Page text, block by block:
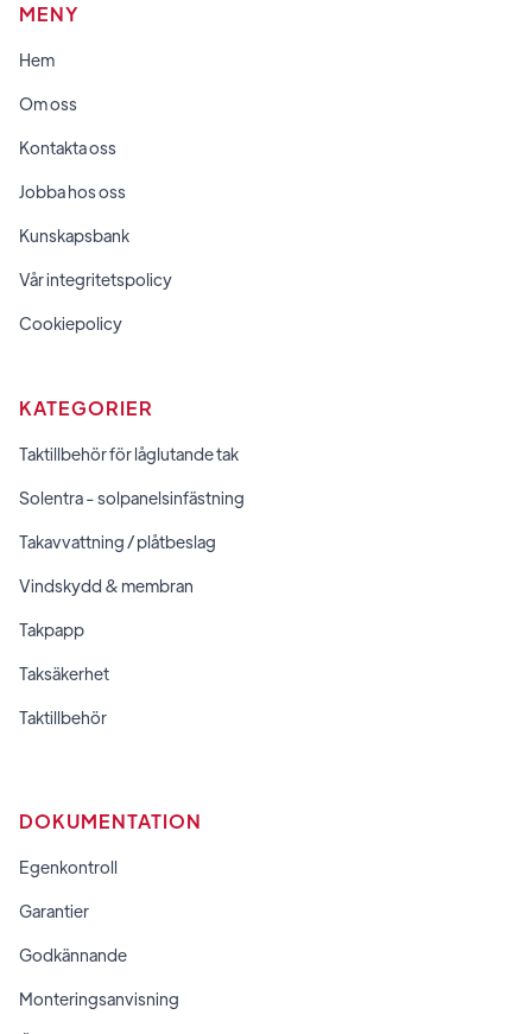
MENY
Hem
Om oss
Kontakta oss
Jobba hos oss
Kunskapsbank
Vår integritetspolicy
Cookiepolicy
KATEGORIER
Taktillbehör för låglutande tak
Solentra - solpanelsinfästning
Takavvattning / plåtbeslag
Vindskydd & membran
Takpapp
Taksäkerhet
Taktillbehör
DOKUMENTATION
Egenkontroll
Garantier
Godkännande
Monteringsanvisning